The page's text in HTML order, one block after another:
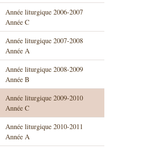
Année liturgique 2006-2007
Année C
Année liturgique 2007-2008
Année A
Année liturgique 2008-2009
Année B
Année liturgique 2009-2010
Année C
Année liturgique 2010-2011
Année A